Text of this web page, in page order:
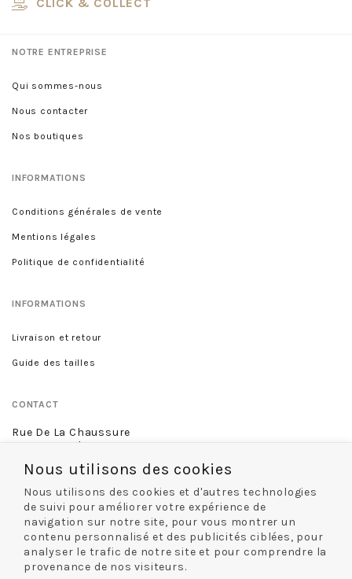
NOTRE ENTREPRISE
Qui sommes-nous
Nous contacter
Nos boutiques
INFORMATIONS
Conditions générales de vente
Mentions légales
Politique de confidentialité
INFORMATIONS
Livraison et retour
Guide des tailles
CONTACT
Rue De La Chaussure
46 rue Royale
02 38 68 60 13
NOS MODES DE LIVRAISON
Nous utilisons des cookies
Nous utilisons des cookies et d'autres technologies
de suivi pour améliorer votre expérience de
navigation sur notre site, pour vous montrer un
contenu personnalisé et des publicités ciblées, pour
analyser le trafic de notre site et pour comprendre la
provenance de nos visiteurs.